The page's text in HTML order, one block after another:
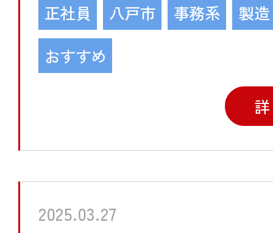
正社員 八戸市 事務系
製
おすすめ
2025.03.27